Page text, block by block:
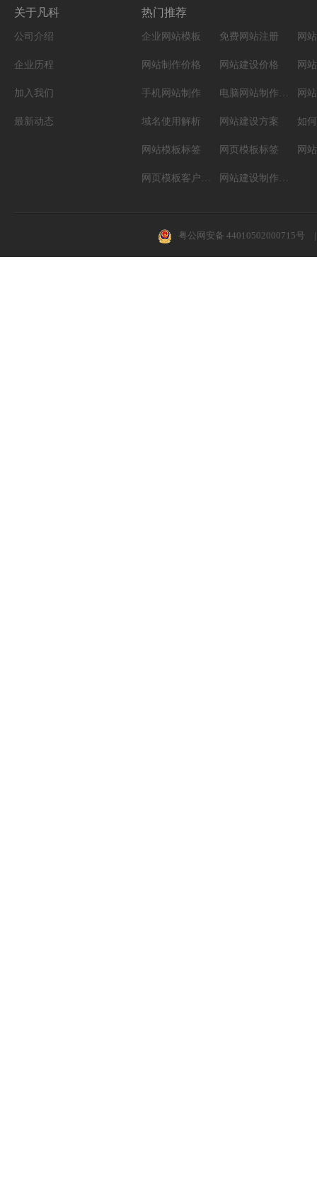
关于凡科
公司介绍
企业历程
加入我们
最新动态
热门推荐
企业网站模板 免费网站注册 网
网站制作价格 网站建设价格 网
手机网站制作 电脑网站制作设计 网
域名使用解析 网站建设方案 如
网站模板标签 网页模板标签
网页模板客户案例 网站建设制作知识
粤公网安备 44010502000715号 |